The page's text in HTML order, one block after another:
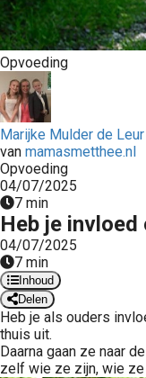
Opvoeding
Marijke Mulder de Leur
van mamasmetthee.nl
Opvoeding
04/07/2025
7 min
Heb je invloed
04/07/2025
7 min
Inhoud
Delen
Heb je als ouders
thuis uit.
Daarna gaan ze naar
zelf wie ze zijn, wie